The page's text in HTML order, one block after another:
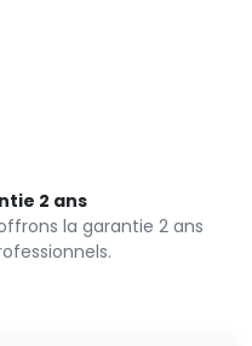
2 ans
la garantie 2 ans